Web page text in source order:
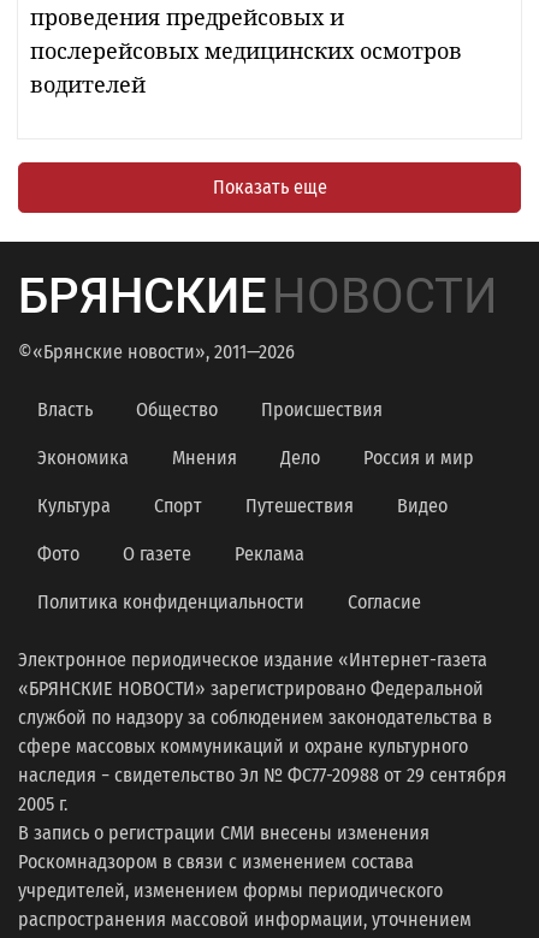
проведения предрейсовых и
послерейсовых медицинских осмотров
водителей
Показать еще
БРЯНСКИЕНОВОСТИ
©«Брянские новости», 2011—2026
Власть Общество Происшествия
Экономика Мнения Дело Россия и мир
Культура Спорт Путешествия Видео
Фото О газете Реклама
Политика конфиденциальности Согласие
Электронное периодическое издание «Интернет-газета
«БРЯНСКИЕ НОВОСТИ» зарегистрировано Федеральной
службой по надзору за соблюдением законодательства в
сфере массовых коммуникаций и охране культурного
наследия − свидетельство Эл № ФС77-20988 от 29 сентября
2005 г.
В запись о регистрации СМИ внесены изменения
Роскомнадзором в связи с изменением состава
учредителей, изменением формы периодического
распространения массовой информации, уточнением